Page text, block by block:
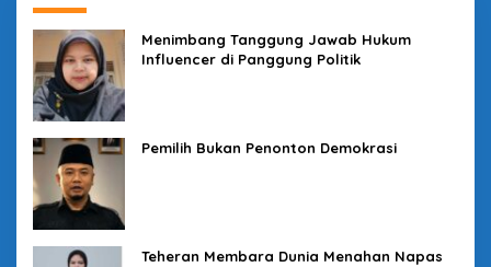
Menimbang Tanggung Jawab Hukum
Influencer di Panggung Politik
Pemilih Bukan Penonton Demokrasi
Teheran Membara Dunia Menahan Napas